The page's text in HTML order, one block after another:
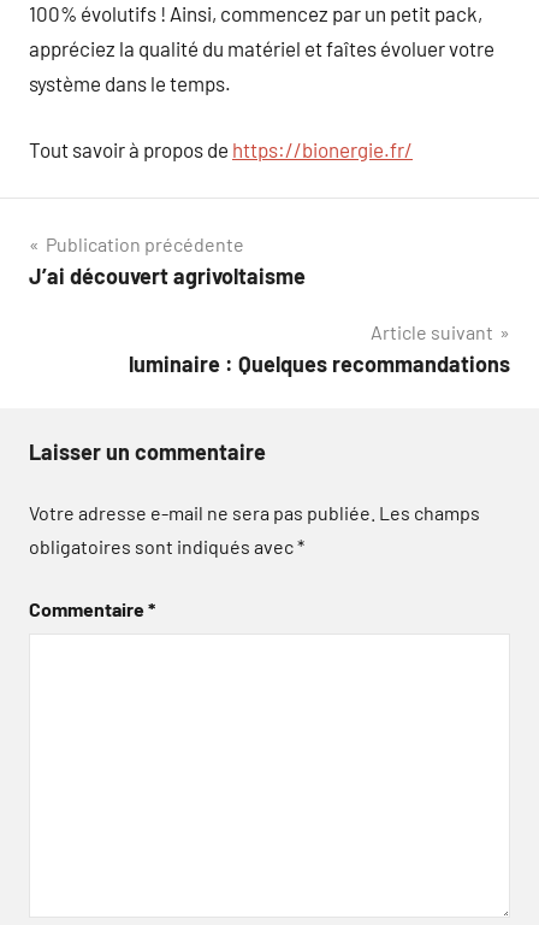
100% évolutifs ! Ainsi, commencez par un petit pack,
appréciez la qualité du matériel et faîtes évoluer votre
système dans le temps.
Tout savoir à propos de https://bionergie.fr/
Navigation
de
Publication précédente
J’ai découvert agrivoltaisme
Article suivant
luminaire : Quelques recommandations
Laisser un commentaire
Votre adresse e-mail ne sera pas publiée. Les champs
obligatoires sont indiqués avec*
Commentaire*